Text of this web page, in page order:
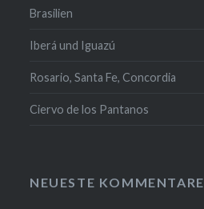
Brasilien
Iberá und Iguazú
Rosario, Santa Fe, Concordia
Ciervo de los Pantanos
NEUESTE KOMMENTARE